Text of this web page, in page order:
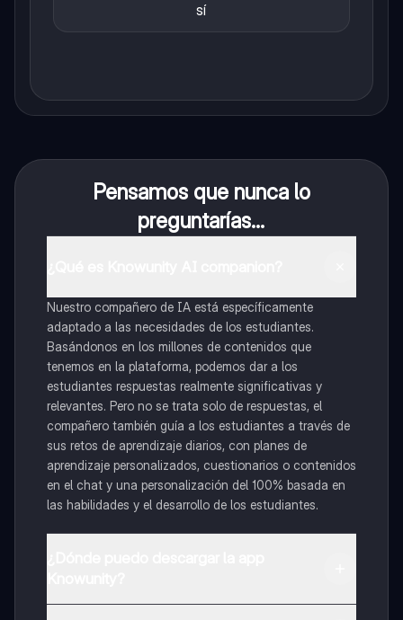
sí
Pensamos que nunca lo
preguntarías...
Nuestro compañero de IA está específicamente
adaptado a las necesidades de los estudiantes.
Basándonos en los millones de contenidos que
tenemos en la plataforma, podemos dar a los
estudiantes respuestas realmente significativas y
relevantes. Pero no se trata solo de respuestas, el
compañero también guía a los estudiantes a través de
sus retos de aprendizaje diarios, con planes de
aprendizaje personalizados, cuestionarios o contenidos
en el chat y una personalización del 100% basada en
las habilidades y el desarrollo de los estudiantes.